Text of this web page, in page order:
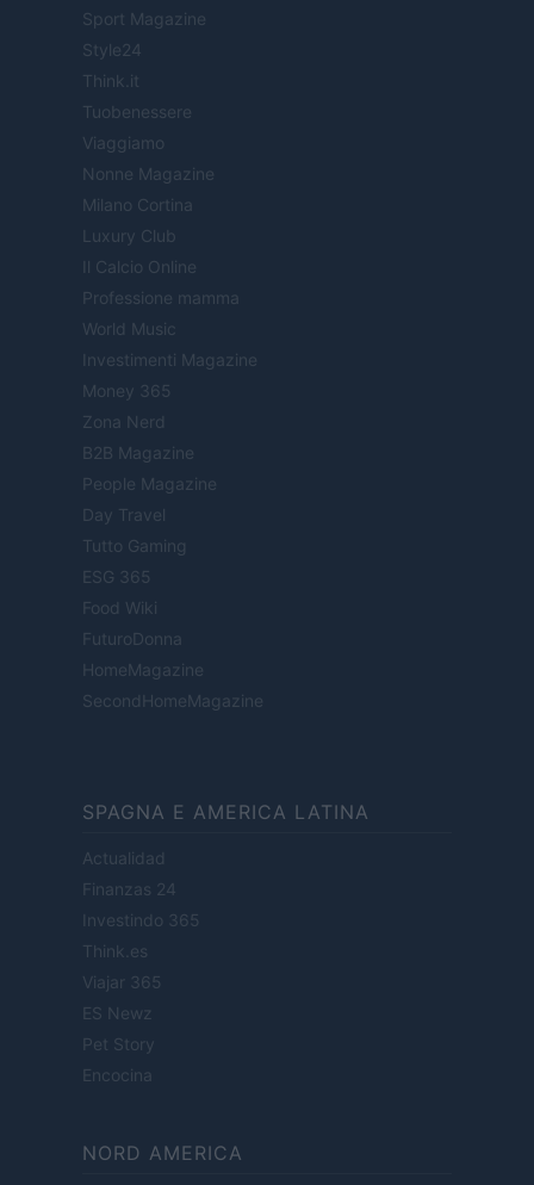
Sport Magazine
Style24
Think.it
Tuobenessere
Viaggiamo
Nonne Magazine
Milano Cortina
Luxury Club
Il Calcio Online
Professione mamma
World Music
Investimenti Magazine
Money 365
Zona Nerd
B2B Magazine
People Magazine
Day Travel
Tutto Gaming
ESG 365
Food Wiki
FuturoDonna
HomeMagazine
SecondHomeMagazine
SPAGNA E AMERICA LATINA
Actualidad
Finanzas 24
Investindo 365
Think.es
Viajar 365
ES Newz
Pet Story
Encocina
NORD AMERICA